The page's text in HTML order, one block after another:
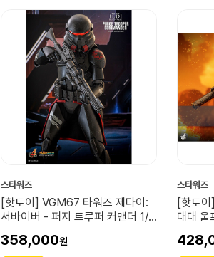
스타워즈
[핫토이] VGM67 타워즈 제다이:
서바이버 - 퍼지 트루퍼 커맨더 1/6
358,000
스타워즈
[핫토
대대 울